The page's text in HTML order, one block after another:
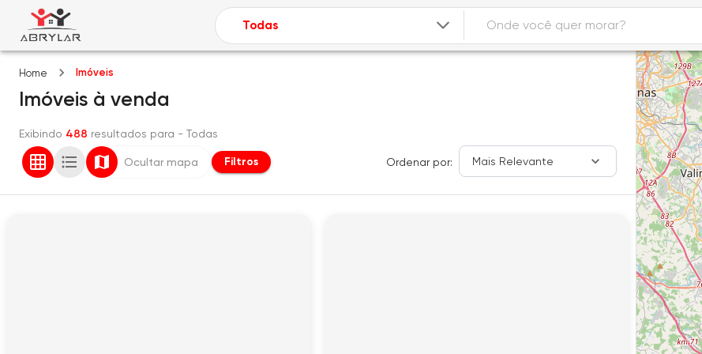
Home Imóveis
Imóveis à venda
Exibindo 488 resultados para - Todas
Ocultar mapa Filtros Ordenar por: Mais Relevante